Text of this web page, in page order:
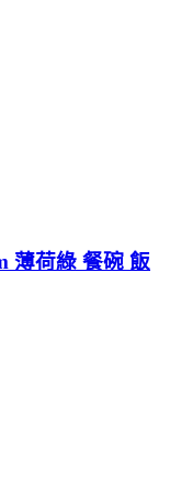
薄荷綠 餐碗 飯